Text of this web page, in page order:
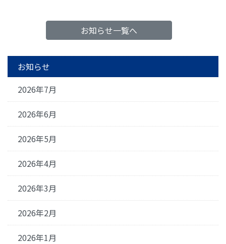
お知らせ一覧へ
お知らせ
2026年7月
2026年6月
2026年5月
2026年4月
2026年3月
2026年2月
2026年1月